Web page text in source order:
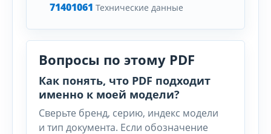
71401061 Технические данные
Вопросы по этому PDF
Как понять, что PDF подходит
именно к моей модели?
Сверьте бренд, серию, индекс модели
и тип документа. Если обозначение